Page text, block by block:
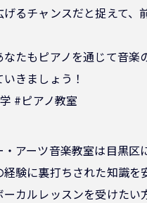
るチャンスだと捉えて、
なたもピアノを通じて音
きましょう！
#ピアノ教室
・アーツ音楽教室は目黒
経験に裏打ちされた知識
ーカルレッスンを受けた